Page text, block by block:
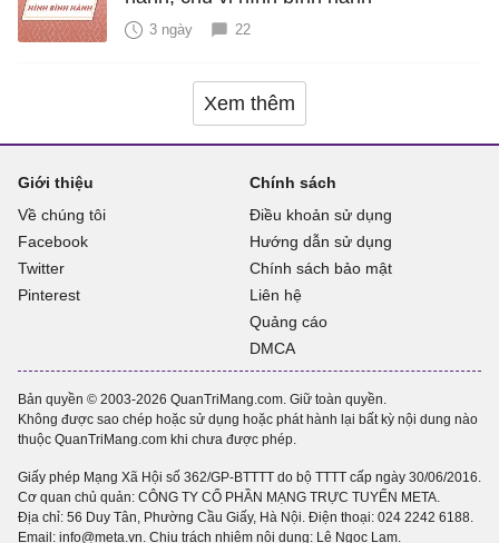
3 ngày 22
Xem thêm
Giới thiệu
Về chúng tôi
Facebook
Twitter
Pinterest
Chính sách
Điều khoản sử dụng
Hướng dẫn sử dụng
Chính sách bảo mật
Liên hệ
Quảng cáo
DMCA
Bản quyền © 2003-2026 QuanTriMang.com. Giữ toàn quyền.
Không được sao chép hoặc sử dụng hoặc phát hành lại bất kỳ nội dung nào
thuộc QuanTriMang.com khi chưa được phép.
Giấy phép Mạng Xã Hội số 362/GP-BTTTT do bộ TTTT cấp ngày 30/06/2016.
Cơ quan chủ quản: CÔNG TY CỔ PHẦN MẠNG TRỰC TUYẾN META.
Địa chỉ: 56 Duy Tân, Phường Cầu Giấy, Hà Nội. Điện thoại: 024 2242 6188.
Email: info@meta.vn. Chịu trách nhiệm nội dung: Lê Ngọc Lam.